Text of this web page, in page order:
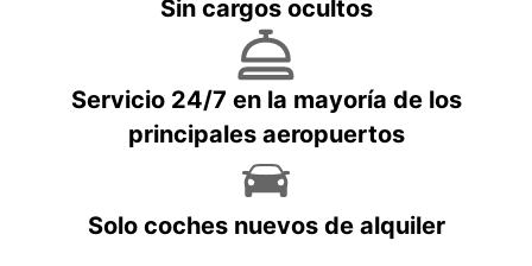
Sin cargos ocultos
Servicio 24/7 en la mayoría de los
principales aeropuertos
Solo coches nuevos de alquiler